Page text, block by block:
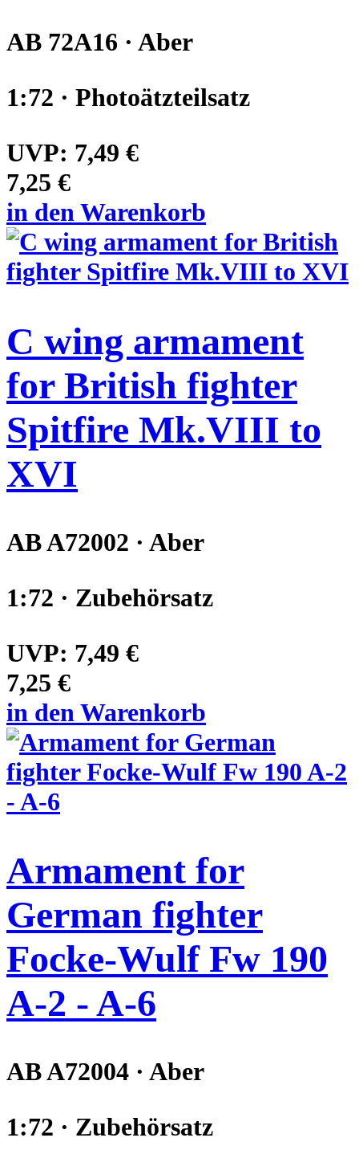
AB 72A16 · Aber
1:72 · Photoätzteilsatz
UVP: 7,49 €
7,25 €
in den Warenkorb
C wing armament
for British fighter
Spitfire Mk.VIII to
XVI
AB A72002 · Aber
1:72 · Zubehörsatz
UVP: 7,49 €
7,25 €
in den Warenkorb
Armament for
German fighter
Focke-Wulf Fw 190
A-2 - A-6
AB A72004 · Aber
1:72 · Zubehörsatz